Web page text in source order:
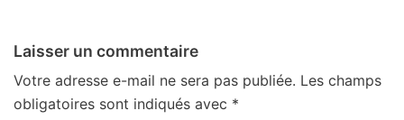
Laisser un commentaire
Votre adresse e-mail ne sera pas publiée. Les champs
obligatoires sont indiqués avec *